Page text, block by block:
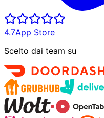
4.7App Store
Scelto dai team su